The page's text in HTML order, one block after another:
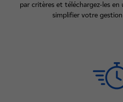
par critères et téléchargez-les en
simplifier votre